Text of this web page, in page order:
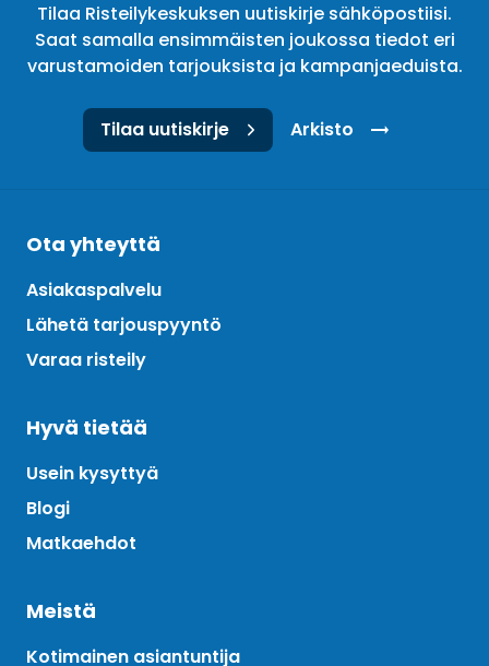
Tilaa Risteilykeskuksen uutiskirje sähköpostiisi.
Saat samalla ensimmäisten joukossa tiedot eri
varustamoiden tarjouksista ja kampanjaeduista.
Tilaa uutiskirje Arkisto
Ota yhteyttä
Asiakaspalvelu
Lähetä tarjouspyyntö
Varaa risteily
Hyvä tietää
Usein kysyttyä
Blogi
Matkaehdot
Meistä
Kotimainen asiantuntija